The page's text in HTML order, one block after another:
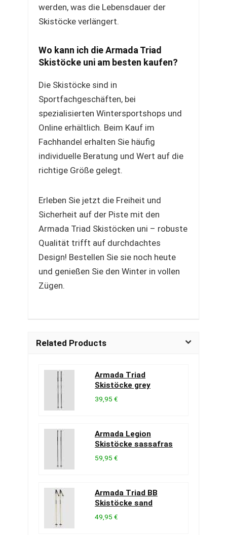
werden, was die Lebensdauer der
Skistöcke verlängert.
Wo kann ich die Armada Triad
Skistöcke uni am besten kaufen?
Die Skistöcke sind in
Sportfachgeschäften, bei
spezialisierten Wintersportshops und
Online erhältlich. Beim Kauf im
Fachhandel erhalten Sie häufig
individuelle Beratung und Wert auf die
richtige Größe gelegt.
Erleben Sie jetzt die Freiheit und
Sicherheit auf der Piste mit den
Armada Triad Skistöcken uni – robuste
Qualität trifft auf durchdachtes
Design! Bestellen Sie sie noch heute
und genießen Sie den Winter in vollen
Zügen.
Related Products
Armada Triad
Skistöcke grey
39,95 €
Armada Legion
Skistöcke sassafras
59,95 €
Armada Triad BB
Skistöcke sand
49,95 €